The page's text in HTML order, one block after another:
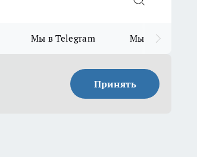
Мы в Telegram Мы в MAX
Принять